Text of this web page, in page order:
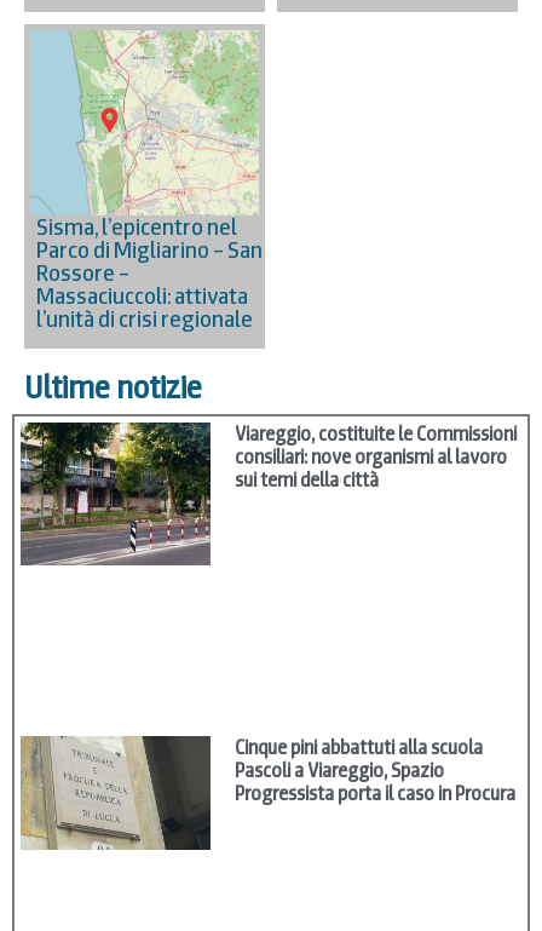
Sisma, l’epicentro nel
Parco di Migliarino – San
Rossore –
Massaciuccoli: attivata
l’unità di crisi regionale
Ultime notizie
Viareggio, costituite le Commissioni
consiliari: nove organismi al lavoro
sui temi della città
Cinque pini abbattuti alla scuola
Pascoli a Viareggio, Spazio
Progressista porta il caso in Procura